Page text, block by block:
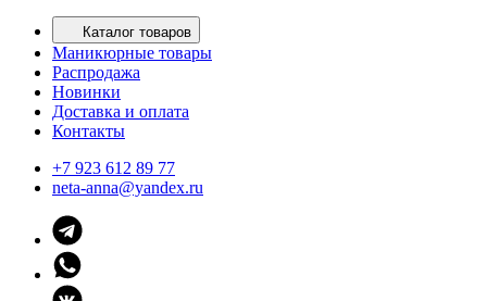
Каталог товаров
Маникюрные товары
Распродажа
Новинки
Доставка и оплата
Контакты
+7 923 612 89 77
neta-anna@yandex.ru